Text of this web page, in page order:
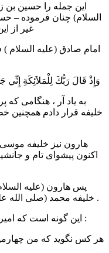
این جمله را حسین بن
السلام) چنان فرموده –
غیر از
امام صادق (علیه السلام )
« وَإِذْ قَالَ رَبُّكَ لِلْمَلاَئِكَةِ
به یاد آر ، هنگامی
خلیفه قرار دادم همچنین
هارون نیز خلیفه موسی
اکنون پیشوای تام و
پس هارون (علیه
خلیفه محمد (صلی الله علیه و آله) و درواقع چهارمین خلیفه است .
این گونه است که امیرالمؤمنین علی (علیه السلام) می فرماید :